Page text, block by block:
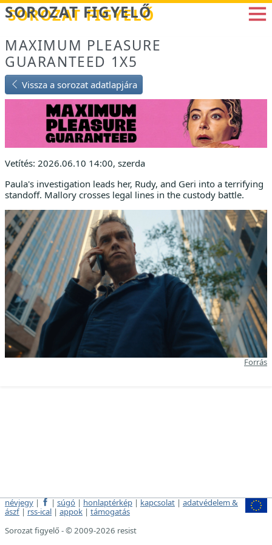
Betöltés...
SOROZAT FIGYELŐ
MAXIMUM PLEASURE
GUARANTEED 1X5
Vissza a sorozat adatlapjára
Vetítés: 2026.06.10 14:00, szerda
Paula's investigation leads her, Rudy, and Geri into a terrifying
standoff. Mallory crosses legal lines in the custody battle.
Forrás
névjegy | | súgó | honlaptérkép | kapcsolat | adatvédelem &
ászf | rss-ical | appok | támogatás
Sorozat figyelő - © 2009-2026 resist